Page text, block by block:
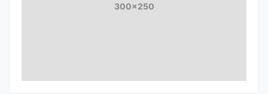
300x250